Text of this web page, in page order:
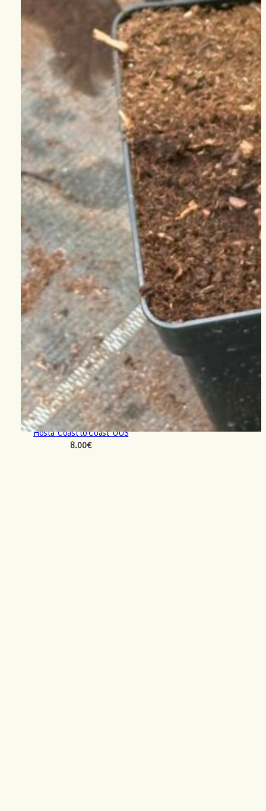
Hosta ‘Coast to Coast’ UUS
8.00€